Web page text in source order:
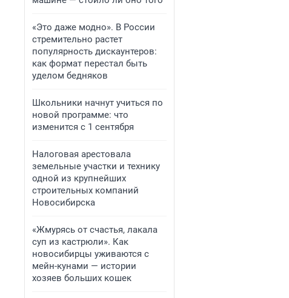
«Это даже модно». В России
стремительно растет
популярность дискаунтеров:
как формат перестал быть
уделом бедняков
Школьники начнут учиться по
новой программе: что
изменится с 1 сентября
Налоговая арестовала
земельные участки и технику
одной из крупнейших
строительных компаний
Новосибирска
«Жмурясь от счастья, лакала
суп из кастрюли». Как
новосибирцы уживаются с
мейн-кунами — истории
хозяев больших кошек